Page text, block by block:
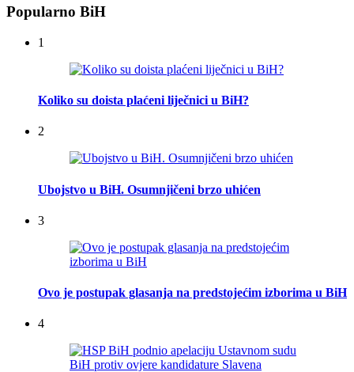
Popularno BiH
1
Koliko su doista plaćeni liječnici u BiH?
2
Ubojstvo u BiH. Osumnjičeni brzo uhićen
3
Ovo je postupak glasanja na predstojećim izborima u BiH
4